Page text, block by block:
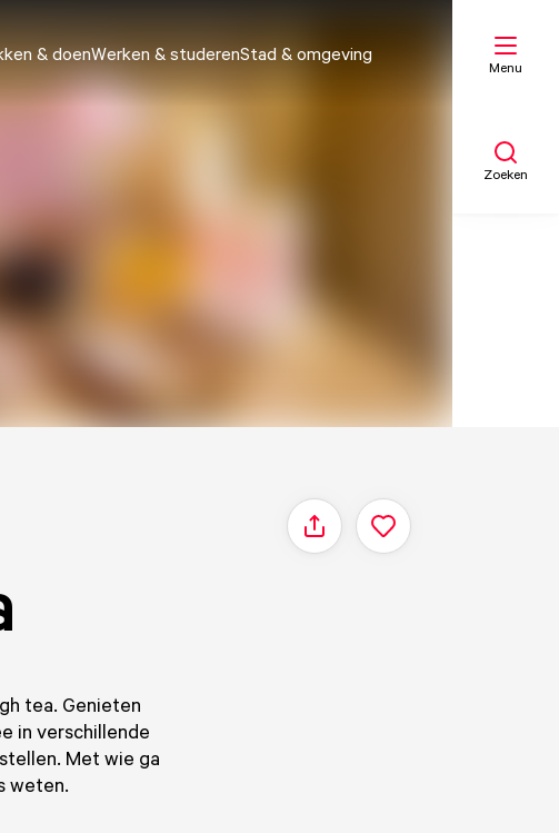
& doenWerken & studerenStad & omgeving
Menu
Zoeken
Delen
tea. Genieten
in verschillende
Met wie ga
weten.